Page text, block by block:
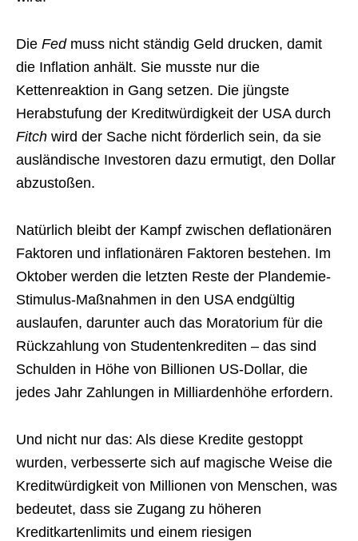
Die Fedmuss nicht ständig Geld drucken, damit
die Inflation anhält. Sie musste nur die
Kettenreaktion in Gang setzen. Die jüngste
Herabstufung der Kreditwürdigkeit der USA durch
Fitch wird der Sache nicht förderlich sein, da sie
ausländische Investoren dazu ermutigt, den Dollar
abzustoßen.
Natürlich bleibt der Kampf zwischen deflationären
Faktoren und inflationären Faktoren bestehen. Im
Oktober werden die letzten Reste der Plandemie-
Stimulus-Maßnahmen in den USA endgültig
auslaufen, darunter auch das Moratorium für die
Rückzahlung von Studentenkrediten – das sind
Schulden in Höhe von Billionen US-Dollar, die
jedes Jahr Zahlungen in Milliardenhöhe erfordern.
Und nicht nur das: Als diese Kredite gestoppt
wurden, verbesserte sich auf magische Weise die
Kreditwürdigkeit von Millionen von Menschen, was
bedeutet, dass sie Zugang zu höheren
Kreditkartenlimits und einem riesigen